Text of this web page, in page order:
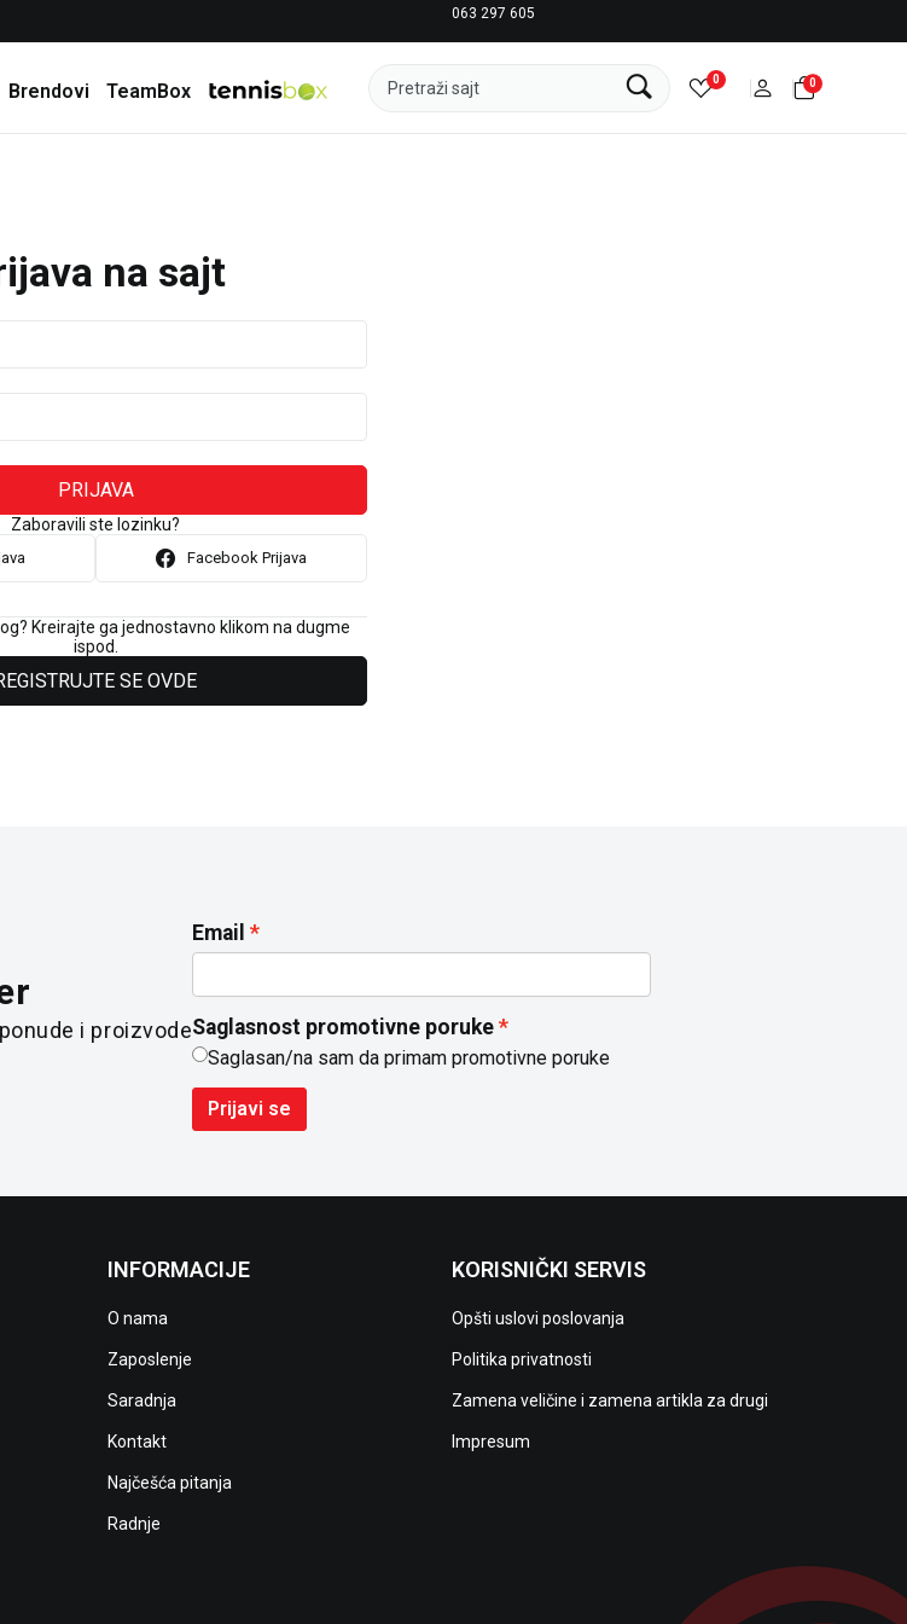
063 297 605
Brendovi TeamBox Pretraži sajt 0 0
na sajt
PRIJAVA
Zaboravili ste lozinku?
Facebook Prijava
Kreirajte ga jednostavno klikom na dugme
ispod.
SE OVDE
i proizvode
Email
Saglasnost promotivne poruke
Saglasan/na sam da primam promotivne poruke
Prijavi se
INFORMACIJE
O nama
Zaposlenje
Saradnja
Kontakt
Najčešća pitanja
Radnje
KORISNIČKI SERVIS
Opšti uslovi poslovanja
Politika privatnosti
Zamena veličine i zamena artikla za drugi
Impresum